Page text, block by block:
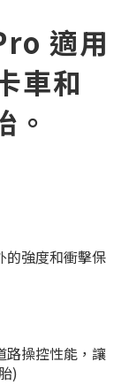
適用
車和
。
的強度和衝擊保
路操控性能，讓
)